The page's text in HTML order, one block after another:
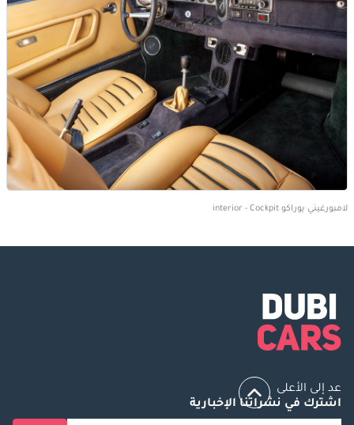
لامبورغيني يوراكو interior - Cockpit
عد إلى الأعلى
اشترك في نشراتنا الإخبارية